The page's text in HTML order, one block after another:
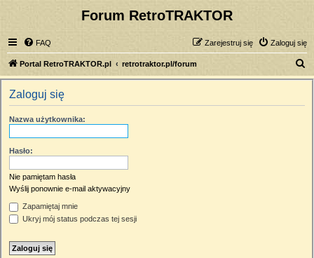
Forum RetroTRAKTOR
FAQ Zaloguj się
Zarejestruj się
Portal RetroTRAKTOR.pl retrotraktor.pl/forum
z
Zaloguj się
Nazwa użytkownika:
Hasło:
Nie pamiętam hasła
Wyślij ponownie e-mail aktywacyjny
Zapamiętaj mnie
Ukryj mój status podczas tej sesji